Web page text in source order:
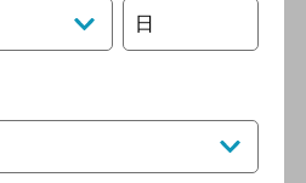
博多うずまき長岡駅前店
[居酒屋]
Ｒ信越本線 長岡駅／ＪＲ上
日